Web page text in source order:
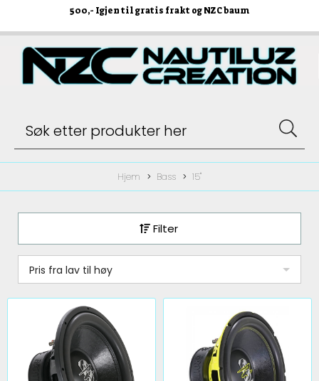
500,- Igjen til gratis frakt og NZC baum
Hjem Bass 15"
Filter
Pris fra lav til høy